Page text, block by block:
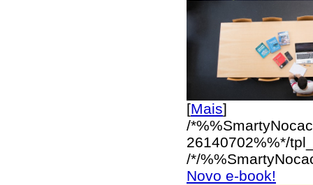
[Mais]
/
26140702%%*/
/*/
Novo e-book!